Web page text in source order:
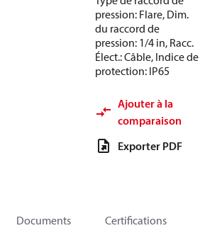
pression: Flare, Dim.
du raccord de
pression: 1/4 in, Racc.
Élect.: Câble, Indice de
protection: IP65
Ajouter à la
comparaison
Exporter PDF
Documents Certifications